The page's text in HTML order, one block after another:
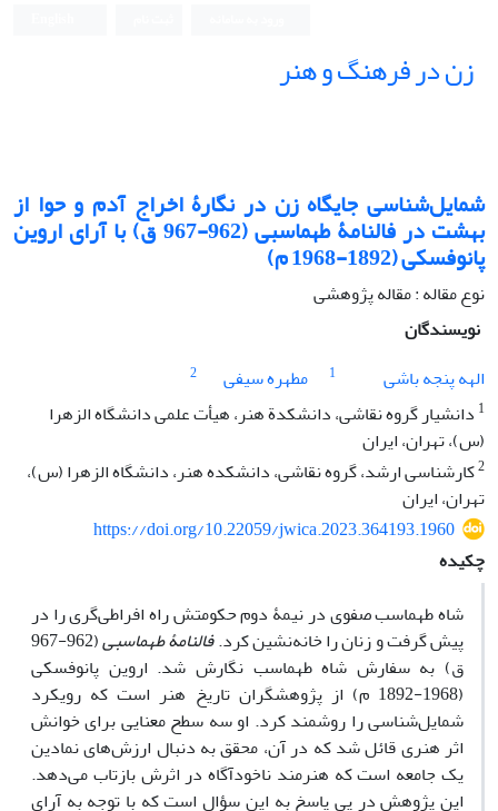
زن در فرهنگ و هنر
شمایل‌شناسی جایگاه زن در نگارۀ اخراج آدم و حوا از
بهشت در فالنامۀ طهماسبی (962-967 ق) با آرای اروین
پانوفسکی (1892-1968 م)
نوع مقاله : مقاله پژوهشی
نویسندگان
الهه پنجه باشی
1 مطهره سیفی
2
1 دانشیار گروه نقاشی، دانشکدة هنر، هیأت علمی دانشگاه الزهرا
(س)، تهران، ایران
2کارشناسی ارشد، گروه نقاشی، دانشکده هنر، دانشگاه الزهرا (س)،
تهران، ایران
https://doi.org/10.22059/jwica.2023.364193.1960
چکیده
شاه طهماسب صفوی در نیمۀ دوم حکومتش راه افراطی‌گری را در
پیش گرفت و زنان را خانه‌نشین کرد.فالنامۀ طهماسبی
(962-967
ق) به سفارش شاه طهماسب نگارش شد. اروین پانوفسکی
(1968-1892 م) از پژوهشگران تاریخ هنر است که رویکرد
شمایل‌شناسی را روشمند کرد. او سه سطح معنایی برای خوانش
اثر هنری قائل شد که در آن، محقق به دنبال ارزش‌های نمادین
یک جامعه است که هنرمند ناخودآگاه در اثرش بازتاب می‌دهد.
این پژوهش در پی پاسخ به این سؤال است که با توجه به آرای